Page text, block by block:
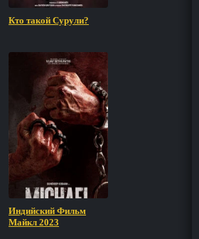
Кто такой Сурули?
Индийский Фильм
Майкл 2023